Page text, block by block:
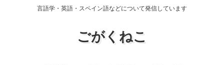
言語学・英語・スペイン語などについて発信しています
ごがくねこ